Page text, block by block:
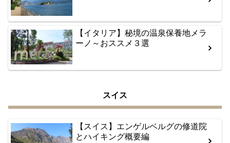
【イタリア】秘境の温泉保養地メラ
ーノ～おススメ３選
スイス
【スイス】エンゲルベルグの修道院
とハイキング概要編